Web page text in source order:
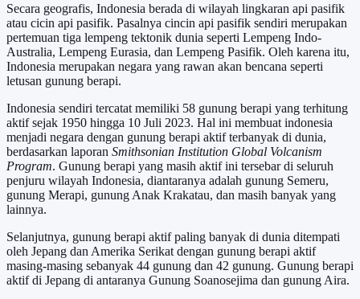
Secara geografis, Indonesia berada di wilayah lingkaran api pasifik
atau cicin api pasifik. Pasalnya cincin api pasifik sendiri merupakan
pertemuan tiga lempeng tektonik dunia seperti Lempeng Indo-
Australia, Lempeng Eurasia, dan Lempeng Pasifik. Oleh karena itu,
Indonesia merupakan negara yang rawan akan bencana seperti
letusan gunung berapi.
Indonesia sendiri tercatat memiliki 58 gunung berapi yang terhitung
aktif sejak 1950 hingga 10 Juli 2023. Hal ini membuat indonesia
menjadi negara dengan gunung berapi aktif terbanyak di dunia,
berdasarkan laporan Smithsonian Institution Global Volcanism
Program. Gunung berapi yang masih aktif ini tersebar di seluruh
penjuru wilayah Indonesia, diantaranya adalah gunung Semeru,
gunung Merapi, gunung Anak Krakatau, dan masih banyak yang
lainnya.
Selanjutnya, gunung berapi aktif paling banyak di dunia ditempati
oleh Jepang dan Amerika Serikat dengan gunung berapi aktif
masing-masing sebanyak 44 gunung dan 42 gunung. Gunung berapi
aktif di Jepang di antaranya Gunung Soanosejima dan gunung Aira.